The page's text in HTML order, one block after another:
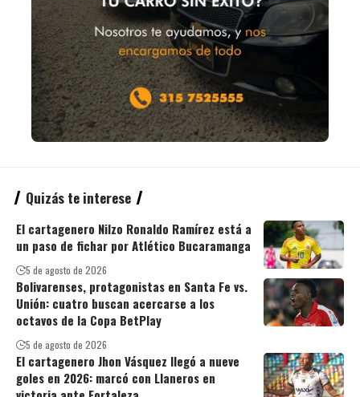
Quizás te interese
El cartagenero Nilzo Ronaldo Ramírez está a
un paso de fichar por Atlético Bucaramanga
5 de agosto de 2026
Bolivarenses, protagonistas en Santa Fe vs.
Unión: cuatro buscan acercarse a los
octavos de la Copa BetPlay
5 de agosto de 2026
El cartagenero Jhon Vásquez llegó a nueve
goles en 2026: marcó con Llaneros en